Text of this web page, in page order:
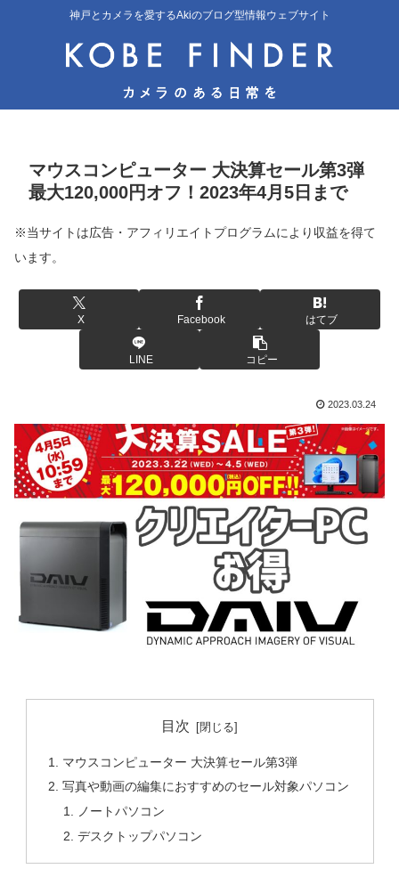
神戸とカメラを愛するAkiのブログ型情報ウェブサイト
マウスコンピューター 大決算セール第3弾
最大120,000円オフ！2023年4月5日まで
※当サイトは広告・アフィリエイトプログラムにより収益を得て
います。
X Facebook はてブ
LINE コピー
2023.03.24
目次
マウスコンピューター 大決算セール第3弾
写真や動画の編集におすすめのセール対象パソコン
ノートパソコン
デスクトップパソコン